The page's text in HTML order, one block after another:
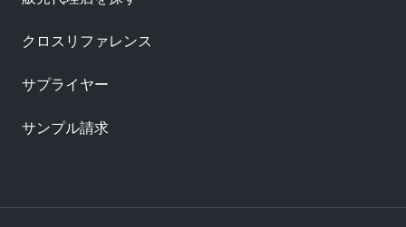
クロスリファレンス
サプライヤー
サンプル請求